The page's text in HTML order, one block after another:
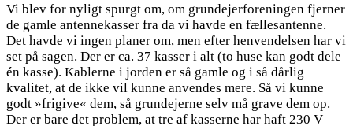
Vi blev for nyligt spurgt om, om grundejerforeningen fjerner
de gamle antennekasser fra da vi havde en fællesantenne.
Det havde vi ingen planer om, men efter henvendelsen har vi
set på sagen. Der er ca. 37 kasser i alt (to huse kan godt dele
én kasse). Kablerne i jorden er så gamle og i så dårlig
kvalitet, at de ikke vil kunne anvendes mere. Så vi kunne
godt »frigive« dem, så grundejerne selv må grave dem op.
Der er bare det problem, at tre af kasserne har haft 230 V